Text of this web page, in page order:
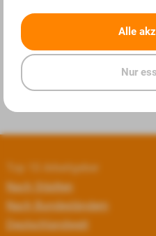
«
Top 10 Arbeitgeber
Nach Städten
Nach Bundesländern
Deutschlandweit
Alle
Nur